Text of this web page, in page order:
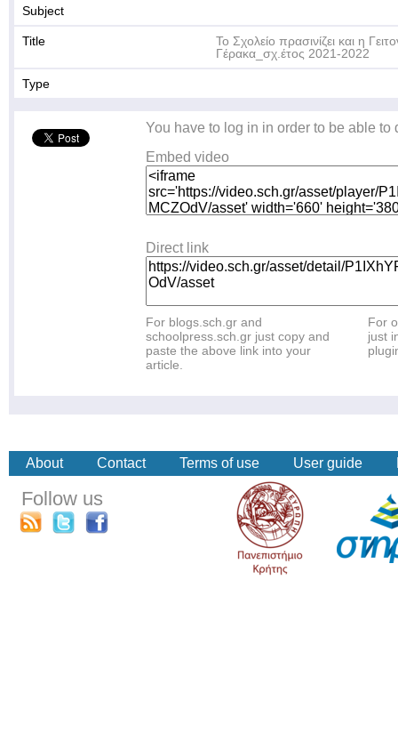
Subject
Title
To Σχολείο πρασινίζει και η
Γέρακα_σχ.έτος 2021-2022
Type
You have to log in in order to be able to
Embed video
Direct link
For blogs.sch.gr and
schoolpress.sch.gr just copy and
paste the above link into your
article.
For
just
About Contact Terms of use User guide
Follow us